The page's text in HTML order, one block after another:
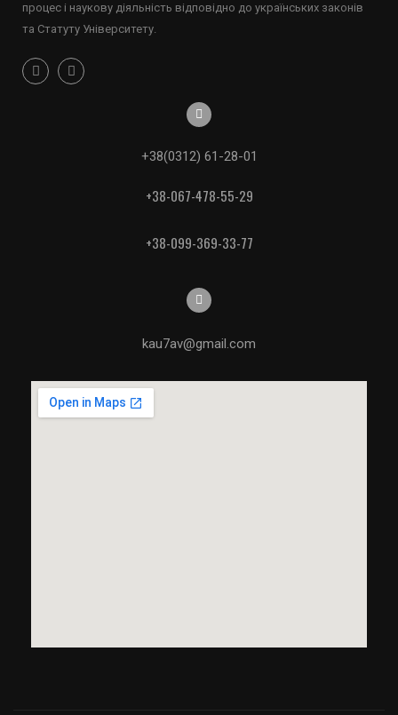
процес і наукову діяльність відповідно до українських законів
та Статуту Університету.
+38(0312) 61-28-01
+38-067-478-55-29
+38-099-369-33-77
kau7av@gmail.com